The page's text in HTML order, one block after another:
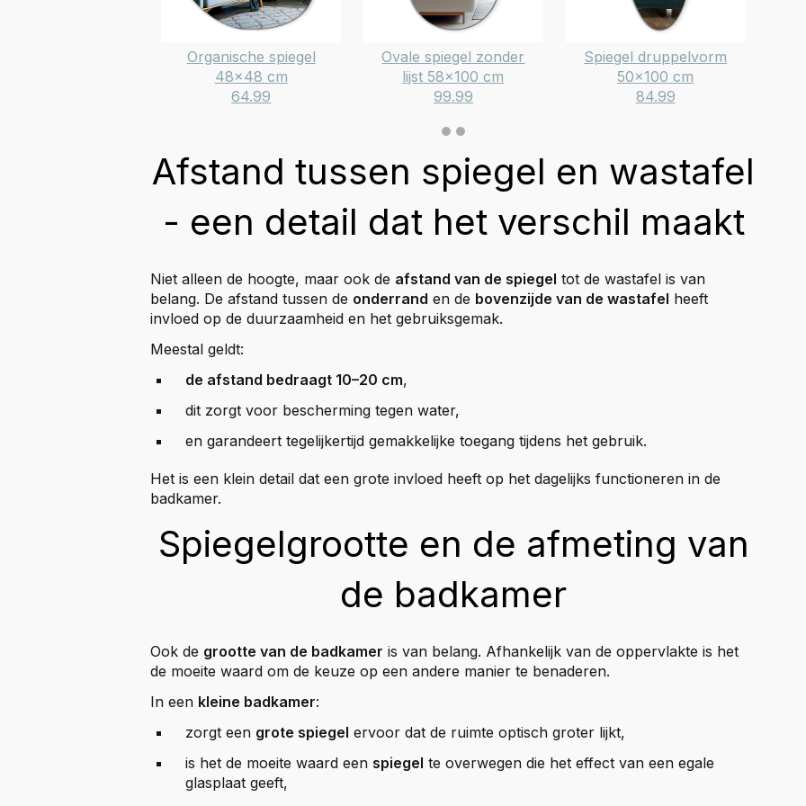
Organische spiegel
48x48 cm
64.99
Ovale spiegel zonder
lijst 58x100 cm
99.99
Spiegel druppelvorm
50x100 cm
84.99
Afstand tussen spiegel en wastafel
- een detail dat het verschil maakt
Niet alleen de hoogte, maar ook de afstand van de spiegel tot de wastafel is van
belang. De afstand tussen de onderrand en de bovenzijde van de wastafel heeft
invloed op de duurzaamheid en het gebruiksgemak.
Meestal geldt:
de afstand bedraagt 10–20 cm,
dit zorgt voor bescherming tegen water,
en garandeert tegelijkertijd gemakkelijke toegang tijdens het gebruik.
Het is een klein detail dat een grote invloed heeft op het dagelijks functioneren in de
badkamer.
Spiegelgrootte en de afmeting van
de badkamer
Ook de grootte van de badkamer is van belang. Afhankelijk van de oppervlakte is het
de moeite waard om de keuze op een andere manier te benaderen.
In een kleine badkamer:
zorgt een grote spiegel ervoor dat de ruimte optisch groter lijkt,
is het de moeite waard een spiegel te overwegen die het effect van een egale
glasplaat geeft,